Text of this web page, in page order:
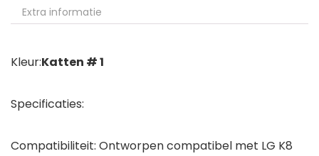
Extra informatie
Kleur:Katten # 1
Specificaties:
Compatibiliteit: Ontworpen compatibel met LG K8